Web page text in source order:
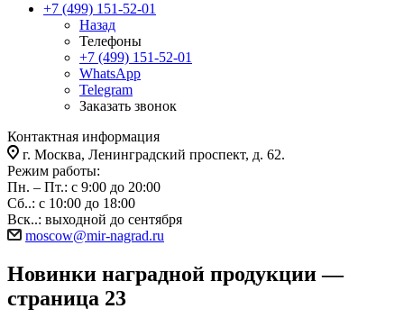
+7 (499) 151-52-01
Назад
Телефоны
+7 (499) 151-52-01
WhatsApp
Telegram
Заказать звонок
Контактная информация
г. Москва, Ленинградский проспект, д. 62.
Режим работы:
Пн. – Пт.: с 9:00 до 20:00
Сб..: с 10:00 до 18:00
Вск..: выходной до сентября
moscow@mir-nagrad.ru
Новинки наградной продукции —
страница 23